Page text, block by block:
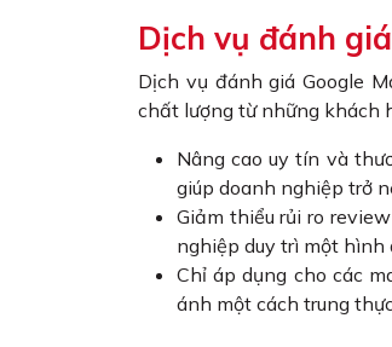
Dịch vụ đánh
Dịch vụ đánh giá Google
chất lượng từ những khách
Nâng cao uy tín và
giúp doanh nghiệp trở
Giảm thiểu rủi ro
nghiệp duy trì một
Chỉ áp dụng cho các
ánh một cách trung